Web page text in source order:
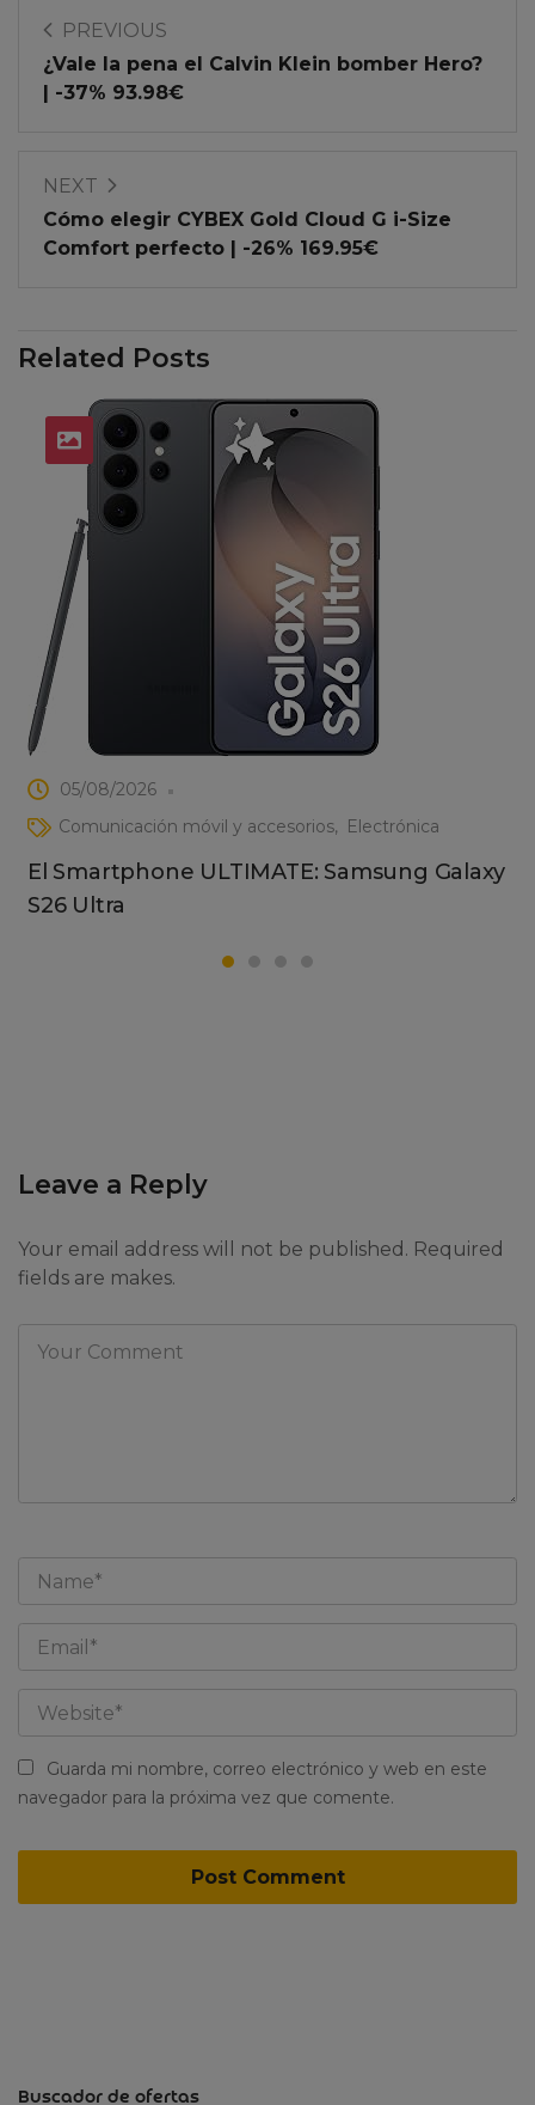
Buscador de ofertas
PREVIOUS
¿Vale la pena el Calvin Klein bomber Hero?
| -37% 93.98€
NEXT
Cómo elegir CYBEX Gold Cloud G i-Size
Comfort perfecto | -26% 169.95€
Related Posts
05/08/2026
Comunicación móvil y accesorios
Electrónica
El Smartphone ULTIMATE: Samsung Galaxy
S26 Ultra
Leave a Reply
Your email address will not be published. Required
fields are makes.
Guarda mi nombre, correo electrónico y web en este
navegador para la próxima vez que comente.